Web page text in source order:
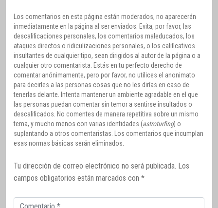
Los comentarios en esta página están moderados, no aparecerán
inmediatamente en la página al ser enviados. Evita, por favor, las
descalificaciones personales, los comentarios maleducados, los
ataques directos o ridiculizaciones personales, o los calificativos
insultantes de cualquier tipo, sean dirigidos al autor de la página o a
cualquier otro comentarista. Estás en tu perfecto derecho de
comentar anónimamente, pero por favor, no utilices el anonimato
para decirles a las personas cosas que no les dirías en caso de
tenerlas delante. Intenta mantener un ambiente agradable en el que
las personas puedan comentar sin temor a sentirse insultados o
descalificados. No comentes de manera repetitiva sobre un mismo
tema, y mucho menos con varias identidades (astroturfing) o
suplantando a otros comentaristas. Los comentarios que incumplan
esas normas básicas serán eliminados.
Tu dirección de correo electrónico no será publicada. Los
campos obligatorios están marcados con *
Comentario